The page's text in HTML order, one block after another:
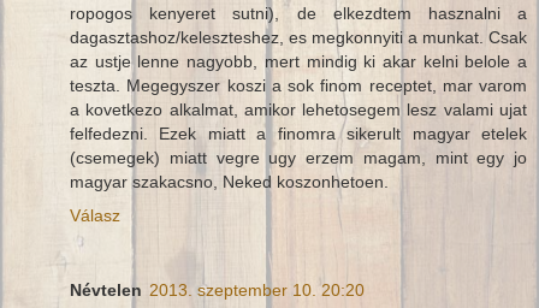
ropogos kenyeret sutni), de elkezdtem hasznalni a
dagasztashoz/keleszteshez, es megkonnyiti a munkat. Csak
az ustje lenne nagyobb, mert mindig ki akar kelni belole a
teszta. Megegyszer koszi a sok finom receptet, mar varom
a kovetkezo alkalmat, amikor lehetosegem lesz valami ujat
felfedezni. Ezek miatt a finomra sikerult magyar etelek
(csemegek) miatt vegre ugy erzem magam, mint egy jo
magyar szakacsno, Neked koszonhetoen.
Válasz
Névtelen 2013. szeptember 10. 20:20